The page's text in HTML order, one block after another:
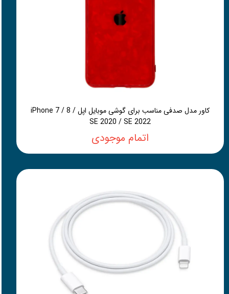
کاور مدل صدفی مناسب برای گوشی موبایل اپل iPhone 7 / 8 /
SE 2020 / SE 2022
اتمام موجودی